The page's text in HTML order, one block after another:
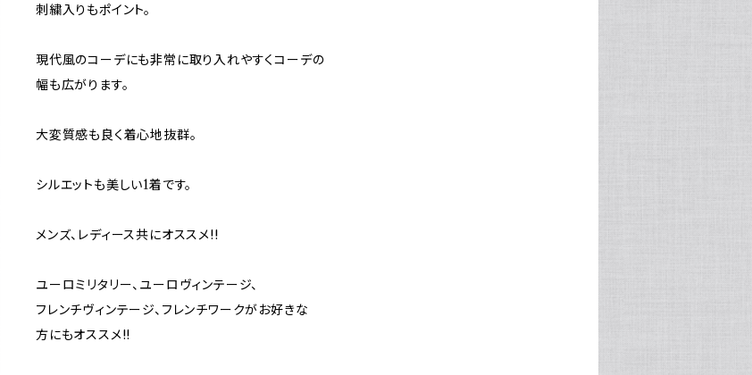
刺繍入りもポイント。
現代風のコーデにも非常に取り入れやすくコーデの
幅も広がります。
大変質感も良く着心地抜群。
シルエットも美しい1着です。
メンズ、レディース共にオススメ!!
ユーロミリタリー、ユーロヴィンテージ、
フレンチヴィンテージ、フレンチワークがお好きな
方にもオススメ!!